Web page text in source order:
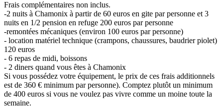
Frais complémentaires non inclus.
-2 nuits à Chamonix à partir de 60 euros en gite par personne et 3
nuits en 1/2 pension en refuge 200 euros par personne
-remontées mécaniques (environ 100 euros par personne)
- location matériel technique (crampons, chaussures, baudrier piolet)
120 euros
- 6 repas de midi, boissons
- 2 diners quand vous êtes à Chamonix
Si vous possédez votre équipement, le prix de ces frais additionnels
est de 360 € minimum par personne). Comptez plutôt un minimum
de 400 euros si vous ne voulez pas vivre comme un moine toute la
semaine.